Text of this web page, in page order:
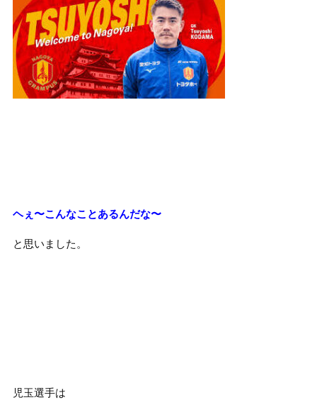
ヘぇ〜こんなことあるんだな〜
と思いました。
児玉選手は